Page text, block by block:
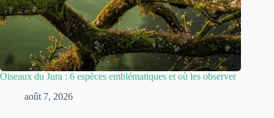
Oiseaux du Jura : 6 espèces emblématiques et où les observer
août 7, 2026